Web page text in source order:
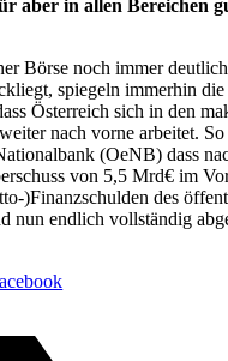
aber in allen Bereichen
Börse noch immer
spiegeln immerhin
Österreich sich in den
nach vorne arbeitet.
(OeNB) dass
von 5,5 Mrd€ im
)Finanzschulden des
nun endlich vollständig